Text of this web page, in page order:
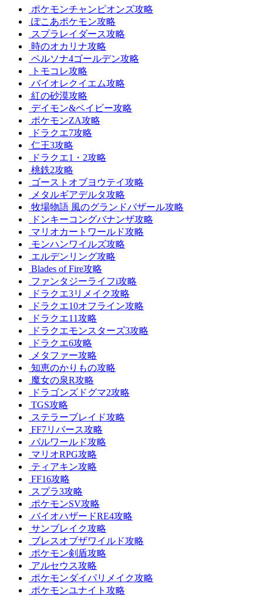
ポケモンチャンピオンズ攻略
ぽこあポケモン攻略
スプラレイダース攻略
時のオカリナ攻略
ペルソナ4ゴールデン攻略
トモコレ攻略
バイオレクイエム攻略
紅の砂漠攻略
デイモン&ベイビー攻略
ポケモンZA攻略
ドラクエ7攻略
仁王3攻略
ドラクエ1・2攻略
桃鉄2攻略
ゴーストオブヨウテイ攻略
メタルギアデルタ攻略
牧場物語 風のグランドバザール攻略
ドンキーコングバナンザ攻略
マリオカートワールド攻略
モンハンワイルズ攻略
エルデンリング攻略
Blades of Fire攻略
ファンタジーライフi攻略
ドラクエ3リメイク攻略
ドラクエ10オフライン攻略
ドラクエ11攻略
ドラクエモンスターズ3攻略
ドラクエ6攻略
メタファー攻略
知恵のかりもの攻略
魔女の泉R攻略
ドラゴンズドグマ2攻略
TGS攻略
ステラーブレイド攻略
FF7リバース攻略
パルワールド攻略
マリオRPG攻略
ティアキン攻略
FF16攻略
スプラ3攻略
ポケモンSV攻略
バイオハザードRE4攻略
サンブレイク攻略
ブレスオブザワイルド攻略
ポケモン剣盾攻略
アルセウス攻略
ポケモンダイパリメイク攻略
ポケモンユナイト攻略